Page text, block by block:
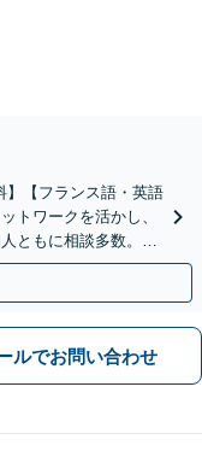
】【フランス語・英語
トワークを活かし、
ともに相談多数。細
談可】
ルでお問い合わせ